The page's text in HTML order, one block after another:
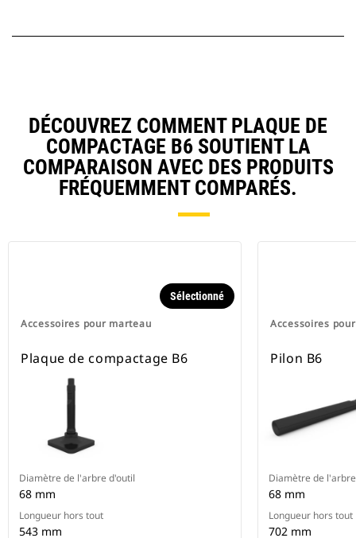
DÉCOUVREZ COMMENT PLAQUE DE
COMPACTAGE B6 SOUTIENT LA
COMPARAISON AVEC DES PRODUITS
FRÉQUEMMENT COMPARÉS.
Accessoires pour marteau
Sélectionné
Plaque de compactage B6
Diamètre de l'arbre d'outil
68 mm
Longueur hors tout
543 mm
Accessoires
Pilon B6
Diamètre de
68 mm
Longueur hors tout
702 mm